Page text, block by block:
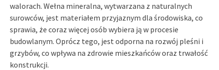
walorach. Wełna mineralna, wytwarzana z naturalnych
surowców, jest materiałem przyjaznym dla środowiska, co
sprawia, że coraz więcej osób wybiera ją w procesie
budowlanym. Oprócz tego, jest odporna na rozwój pleśni i
grzybów, co wpływa na zdrowie mieszkańców oraz trwałość
konstrukcji.